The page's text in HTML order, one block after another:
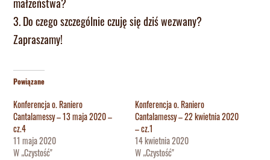
małżeństwa?
3. Do czego szczególnie czuję się dziś wezwany?
Zapraszamy!
Powiązane
Konferencja o. Raniero
Cantalamessy – 13 maja 2020 –
cz.4
11 maja 2020
W „Czystość"
Konferencja o. Raniero
Cantalamessy – 22 kwietnia 2020
– cz.1
14 kwietnia 2020
W „Czystość"